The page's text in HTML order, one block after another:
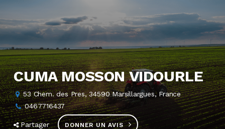
CUMA MOSSON VIDOURLE
53 Chem. des Pres, 34590 Marsillargues, France
0467716437
Partager DONNER UN AVIS